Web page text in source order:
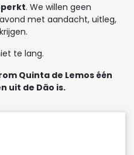
. We willen geen
met aandacht, uitleg,
te lang.
Quinta de Lemos één
uit de Dão is.